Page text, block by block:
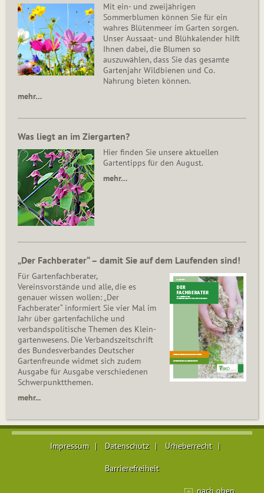
Mit ein- und zweijährigen
Sommerblumen können Sie für ein
wahres Blütenmeer im Garten sorgen.
Unser Aussaat- und Blühkalender hilft
Ihnen dabei, die Blumen so
auszuwählen, dass Sie das gesamte
Gartenjahr Wildbienen und Co.
Nahrung bieten können.
mehr…
Was liegt an im Ziergarten?
Hier finden Sie unsere aktuellen
Gartentipps für den August.
mehr…
„Der Fachberater“ – damit Sie auf dem Laufenden sind!
Für Gartenfachberater,
Vereinsvorstände und alle, die es
genauer wissen wollen: „Der
Fachberater“ informiert Sie vier Mal im
Jahr über gartenfachliche und
verbandspolitische Themen des Klein­
gar­ten­wesens. Die Ver­bands­zeit­schrift
des Bun­des­ver­ban­des Deutscher
Gartenfreunde widmet sich zudem
Ausgabe für Ausgabe verschiedenen
Schwer­punkt­the­men.
mehr...
Impressum Datenschutz Urheberrecht
Barrierefreiheit
nach oben